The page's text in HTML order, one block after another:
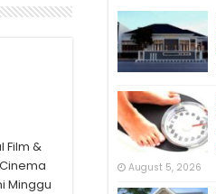
Film &
Minggu
August 5, 2026